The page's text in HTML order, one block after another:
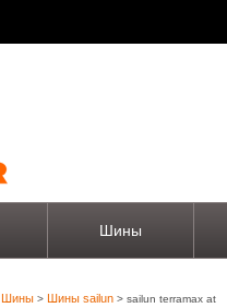
Шины
Шины > Шины sailun > sailun terramax at